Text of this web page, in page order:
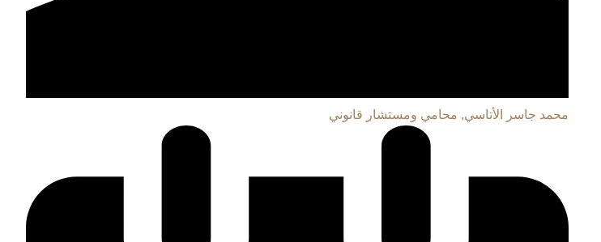
محمد جاسر الأتاسي, محامي ومستشار قانوني